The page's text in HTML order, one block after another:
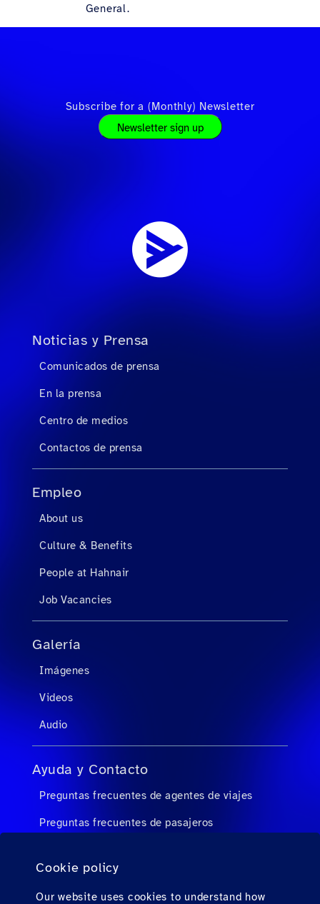
Cookie policy
Our website uses cookies to understand how
General.
Subscribe for a (Monthly) Newsletter
Newsletter sign up
Noticias y Prensa
Comunicados de prensa
En la prensa
Centro de medios
Contactos de prensa
Empleo
About us
Culture & Benefits
People at Hahnair
Job Vacancies
Galería
Imágenes
Videos
Audio
Ayuda y Contacto
Preguntas frecuentes de agentes de viajes
Preguntas frecuentes de pasajeros
Descargas